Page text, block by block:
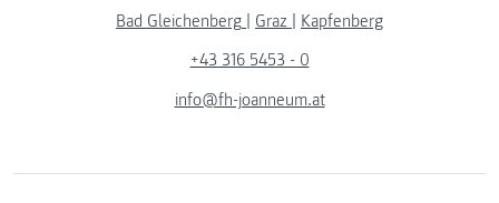
Bad Gleichenberg | Graz | Kapfenberg
+43 316 5453 - 0
info@fh-joanneum.at